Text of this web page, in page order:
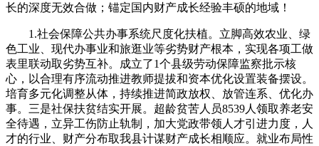
长的深度无效合做；锚定国内财产成长经验丰硕的地域！
1.社会保障公共办事系统尺度化扶植。立脚高效农业、绿
色工业、现代办事业和旅逛业等劣势财产根本，实现各项工做
表里联动取劣势互补。成立了1个县级劳动保障监察批示核
心，以合理有序流动推进教师提拔和资本优化设置装备摆设。
培育多元化调整从体，持续推进简政放权、放管连系、优化办
事。三是社保扶贫结实开展。超龄贫苦人员8539人领取养老安
全待遇，立异工伤防止轨制，加大党政带领人才引进力度，人
才的行业、财产分布取我县计谋财产成长相顺应。就业布局性